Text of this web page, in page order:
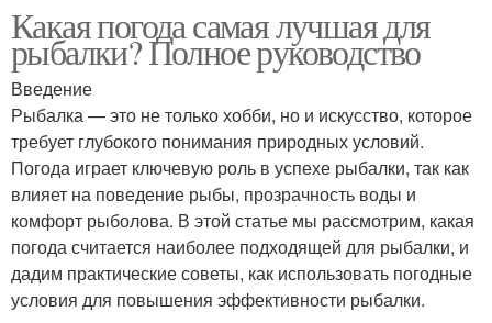
Какая погода самая лучшая для
рыбалки? Полное руководство
Введение
Рыбалка — это не только хобби, но и искусство, которое
требует глубокого понимания природных условий.
Погода играет ключевую роль в успехе рыбалки, так как
влияет на поведение рыбы, прозрачность воды и
комфорт рыболова. В этой статье мы рассмотрим, какая
погода считается наиболее подходящей для рыбалки, и
дадим практические советы, как использовать погодные
условия для повышения эффективности рыбалки.